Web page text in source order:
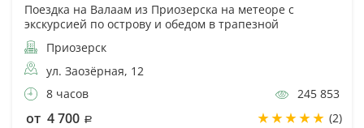
Поездка на Валаам из Приозерска на метеоре с
экскурсией по острову и обедом в трапезной
Приозерск
ул. Заозёрная, 12
8 часов
245 853
от 4 700 (2)